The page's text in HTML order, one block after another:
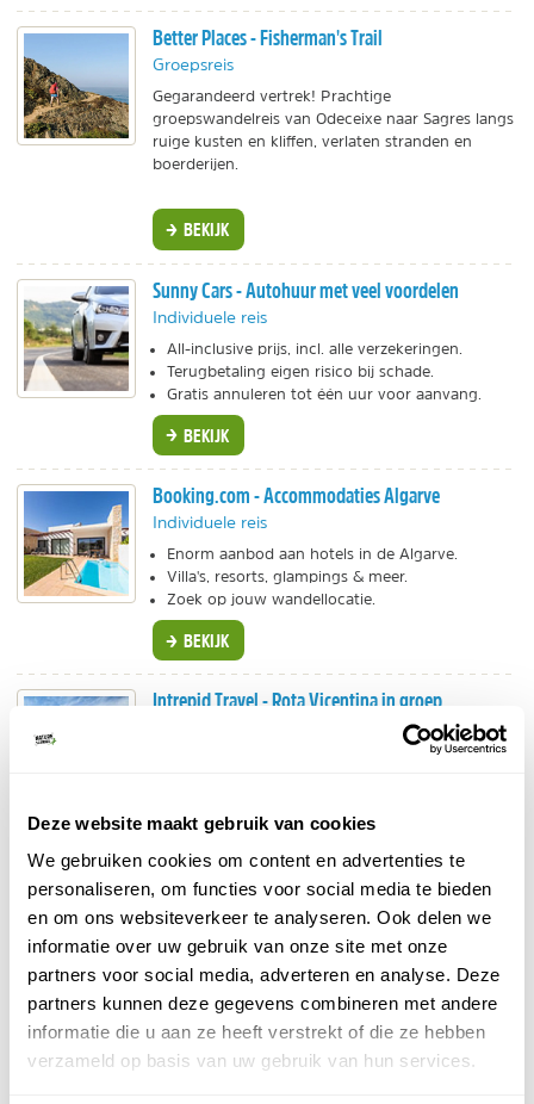
Deze website maakt gebruik van cookies
We gebruiken cookies om content en advertenties te
personaliseren, om functies voor social media te bieden
en om ons websiteverkeer te analyseren. Ook delen we
informatie over uw gebruik van onze site met onze
partners voor social media, adverteren en analyse. Deze
partners kunnen deze gegevens combineren met andere
informatie die u aan ze heeft verstrekt of die ze hebben
verzameld op basis van uw gebruik van hun services.
Better Places - Fisherman's Trail
Groepsreis
Gegarandeerd vertrek! Prachtige
groepswandelreis van Odeceixe naar Sagres langs
ruige kusten en kliffen, verlaten stranden en
boerderijen.
BEKIJK
Sunny Cars - Autohuur met veel voordelen
Individuele reis
All-inclusive prijs, incl. alle verzekeringen.
Terugbetaling eigen risico bij schade.
Gratis annuleren tot één uur voor aanvang.
BEKIJK
Booking.com - Accommodaties Algarve
Individuele reis
Enorm aanbod aan hotels in de Algarve.
Villa's, resorts, glampings & meer.
Zoek op jouw wandellocatie.
BEKIJK
Intrepid Travel - Rota Vicentina in groep
Fisherman’s Trail
Hillwalk Tours - Individuele wandelreizen in de
Algarve
Individuele reis
Kies je niveau, rustig of gemiddeld, en ontdek
indrukwekkende rotsformaties in het westen of
de unieke ecologie en wilde dieren in het oosten.
BEKIJK